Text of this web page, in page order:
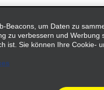
Beacons, um Daten zu
zu verbessern und Werbung
ist. Sie können Ihre Cookie-